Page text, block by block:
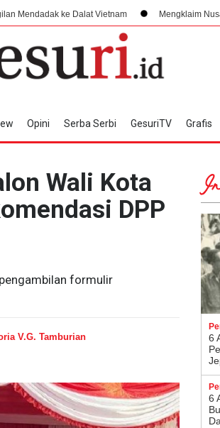
Vietnam Mengklaim Nusantara di Dataran
Opini Serba Serbi GesuriTV Grafis
Wali Kota
DPP
formulir
V.G. Tamburian
6
6